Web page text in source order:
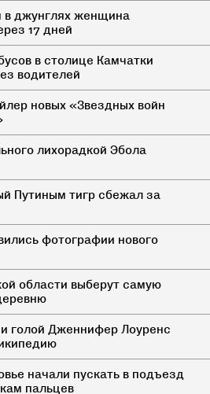
в джунглях женщина
17 дней
в столице Камчатки
водителей
новых «Звездных войн
лихорадкой Эбола
Путиным тигр сбежал за
фотографии нового
области выберут самую
голой Дженнифер Лоуренс
начали пускать в подъезд
пальцев